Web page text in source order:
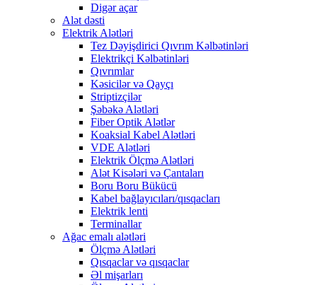
Digər açar
Alət dəsti
Elektrik Alətləri
Tez Dəyişdirici Qıvrım Kəlbətinləri
Elektrikçi Kəlbətinləri
Qıvrımlar
Kəsicilər və Qayçı
Striptizçilər
Şəbəkə Alətləri
Fiber Optik Alətlər
Koaksial Kabel Alətləri
VDE Alətləri
Elektrik Ölçmə Alətləri
Alət Kisələri və Çantaları
Boru Boru Bükücü
Kabel bağlayıcıları/qısqacları
Elektrik lenti
Terminallar
Ağac emalı alətləri
Ölçmə Alətləri
Qısqaclar və qısqaclar
Əl mişarları